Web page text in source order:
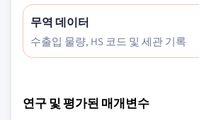
무역 데이터
수출입 물량, HS 코드 및 세관 기록
연구 및 평가된 매개변수